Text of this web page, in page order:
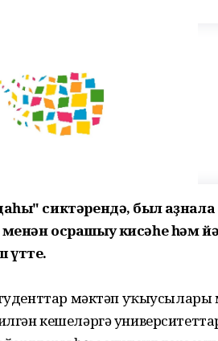
сиктәрендә, был
менән осрашыу кисәһе һәм
үтте.
мәктәп уҡыусылары
кешеләргә